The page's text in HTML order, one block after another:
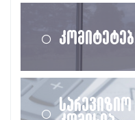
სარევიზიო